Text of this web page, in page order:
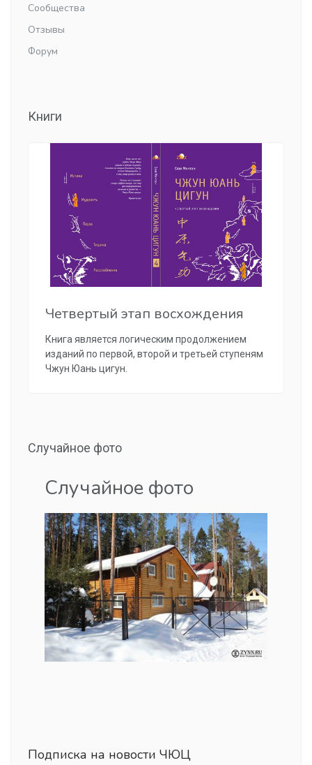
Сообщества
Отзывы
Форум
Книги
Четвертый этап восхождения
Книга является логическим продолжением
изданий по первой, второй и третьей ступеням
Чжун Юань цигун.
Случайное фото
Случайное фото
Подписка на новости ЧЮЦ